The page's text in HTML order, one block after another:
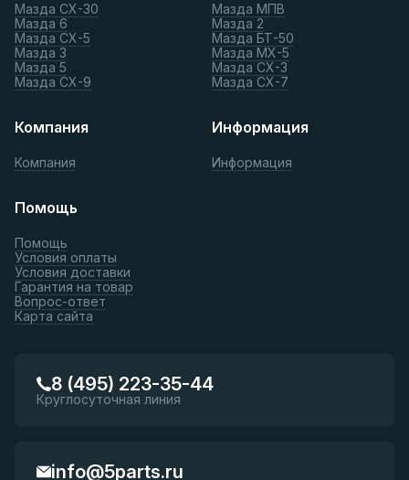
Мазда СХ-30
Мазда 6
Мазда СХ-5
Мазда 3
Мазда 5
Мазда СХ-9
Мазда МПВ
Мазда 2
Мазда БТ-50
Мазда МХ-5
Мазда СХ-3
Мазда СХ-7
Компания
Компания
Информация
Информация
Помощь
Помощь
Условия оплаты
Условия доставки
Гарантия на товар
Вопрос-ответ
Карта сайта
8 (495) 223-35-44
Круглосуточная линия
info@5parts.ru